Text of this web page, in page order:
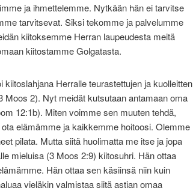
ja ihmettelemme. Nytkään hän ei tarvitse
tarvitsevat. Siksi tekomme ja palvelumme
kiitoksemme Herran laupeudesta meitä
kiitostamme Golgatasta.
Herralle teurastettujen ja kuolleitten
Moos 2). Nyt meidät kutsutaan antamaan oma
12:1b). Miten voimme sen muuten tehdä,
elämämme ja kaikkemme hoitoosi. Olemme
pilata. Mutta siitä huolimatta me itse ja jopa
mieluisa (3 Moos 2:9) kiitosuhri. Hän ottaa
Hän ottaa sen käsiinsä niin kuin
vieläkin valmistaa siitä astian omaa